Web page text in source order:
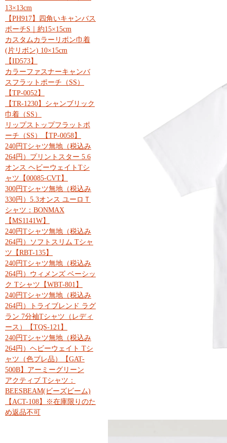
13×13cm
【PH917】四角いキャンバス
ポーチS｜約15×15cm
カスタムカラーリボン巾着
(片リボン) 10×15cm
【ID573】
カラーファスナーキャンバ
スフラットポーチ（SS）
【TP-0052】
【TR-1230】シャンブリック
巾着（SS）
リップストップフラットポ
ーチ（SS）【TP-0058】
240円Tシャツ無地（税込み
264円）プリントスター 5.6
オンス ヘビーウェイトTシ
ャツ【00085-CVT】
300円Tシャツ無地（税込み
330円）5.3オンス ユーロＴ
シャツ：BONMAX
【MS1141W】
240円Tシャツ無地（税込み
264円）ソフトスリム Tシャ
ツ【RBT-135】
240円Tシャツ無地（税込み
264円）ウィメンズ ベーシッ
ク Tシャツ【WBT-801】
240円Tシャツ無地（税込み
264円）トライブレンド ラグ
ラン 7分袖Tシャツ（レディ
ース）【TQS-121】
240円Tシャツ無地（税込み
264円）ヘビーウェイト Tシ
ャツ（色ブレ品）【GAT-
500B】アーミーグリーン
アクティブ Tシャツ：
BEESBEAM(ビーズビーム)
【ACT-108】※在庫限りのた
め返品不可